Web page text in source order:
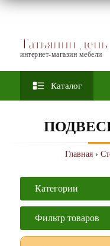
Татьянин день
интернет-магазин мебели
Каталог
Главная ›
Категории
Фильтр товаров